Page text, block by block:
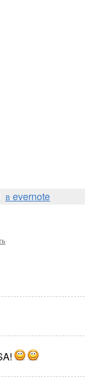
в evernote